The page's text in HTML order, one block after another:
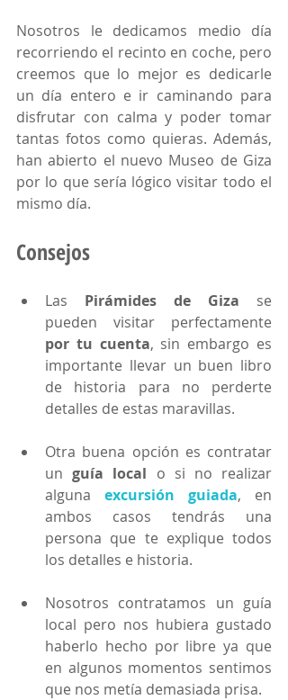
Nosotros le dedicamos medio día
recorriendo el recinto en coche, pero
creemos que lo mejor es dedicarle
un día entero e ir caminando para
disfrutar con calma y poder tomar
tantas fotos como quieras. Además,
han abierto el nuevo Museo de Giza
por lo que sería lógico visitar todo el
mismo día.
Consejos
Las Pirámides de Giza se
por tu cuenta, sin embargo es
importante llevar un buen libro
de historia para no perderte
detalles de estas maravillas.
Otra buena opción es contratar
un guía local o si no realizar
alguna excursión guiada, en
ambos casos tendrás una
persona que te explique todos
los detalles e historia.
Nosotros contratamos un guía
local pero nos hubiera gustado
haberlo hecho por libre ya que
en algunos momentos sentimos
que nos metía demasiada prisa.